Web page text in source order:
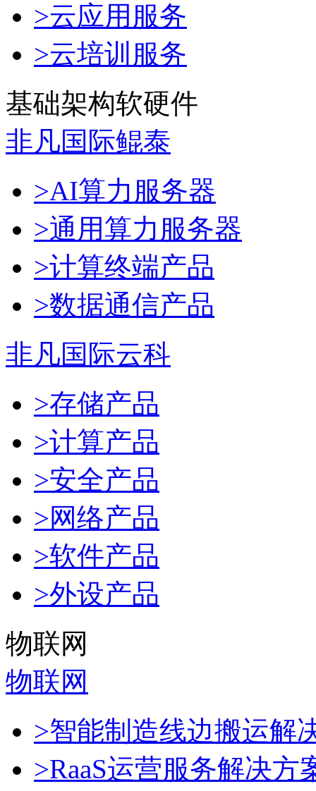
>云应用服务
>云培训服务
基础架构软硬件
非凡国际鲲泰
>AI算力服务器
>通用算力服务器
>计算终端产品
>数据通信产品
非凡国际云科
>存储产品
>计算产品
>安全产品
>网络产品
>软件产品
>外设产品
物联网
物联网
>智能制造线边搬运解
>RaaS运营服务解决方